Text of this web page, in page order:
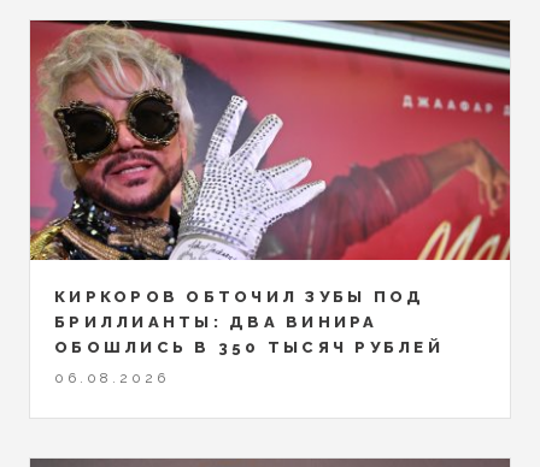
КИРКОРОВ ОБТОЧИЛ ЗУБЫ ПОД
БРИЛЛИАНТЫ: ДВА ВИНИРА
ОБОШЛИСЬ В 350 ТЫСЯЧ РУБЛЕЙ
06.08.2026